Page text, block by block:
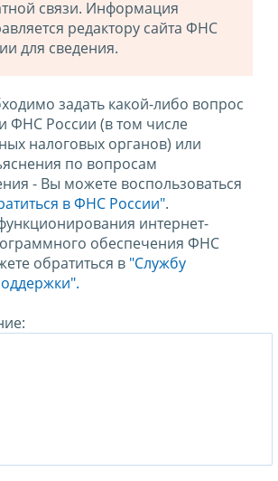
связи. Информация
редактору сайта ФНС
для сведения.
задать какой-либо вопрос
ФНС России (в том числе
налоговых органов) или
по вопросам
- Вы можете воспользоваться
в ФНС России".
интернет-
обеспечения ФНС
обратиться в "Службу